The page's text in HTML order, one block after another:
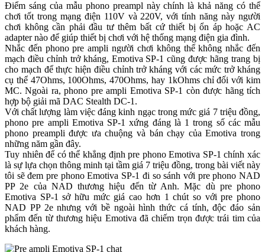
Điểm sáng của mẫu phono preampl này chính là khả năng có thể
chơi tốt trong mạng điện 110V và 220V, với tính năng này người
chơi không cần phải đầu tư thêm bất cứ thiết bị ổn áp hoặc AC
adapter nào để giúp thiết bị chơi với hệ thống mạng điện gia đình.
Nhắc đến phono pre ampli người chơi không thể không nhắc đến
mạch điều chỉnh trở kháng, Emotiva SP-1 cũng được hãng trang bị
cho mạch để thực hiện điều chỉnh trở kháng với các mức trở kháng
cụ thể 47Ohms, 100Ohms, 470Ohms, hay 1kOhms chỉ đối với kim
MC. Ngoài ra, phono pre ampli Emotiva SP-1 còn được hãng tích
hợp bộ giải mã DAC Stealth DC-1.
Với chất lượng làm việc đáng kinh ngạc trong mức giá 7 triệu đồng,
phono pre ampli Emotiva SP-1 xứng đáng là 1 trong số các mẫu
phono preampli được ưa chuộng và bán chạy của Emotiva trong
những năm gần đây.
Tuy nhiên để có thể khẳng định pre phono Emotiva SP-1 chính xác
là sự lựa chọn thông minh tại tầm giá 7 triệu đồng, trong bài viết này
tôi sẽ đem pre phono Emotiva SP-1 đi so sánh với pre phono NAD
PP 2e của NAD thương hiệu đến từ Anh. Mặc dù pre phono
Emotiva SP-1 sở hữu mức giá cao hơn 1 chút so với pre phono
NAD PP 2e nhưng với bề ngoài hình thức cá tính, độc đáo sản
phẩm đến từ thương hiệu Emotiva đã chiếm trọn được trái tim của
khách hàng.